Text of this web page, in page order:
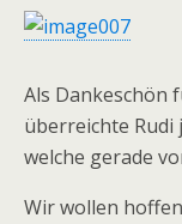
Als Dankeschön
überreichte Rudi
welche gerade
Wir wollen